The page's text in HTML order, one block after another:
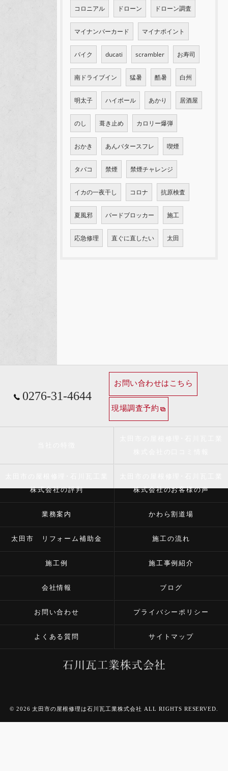
コロニアル ドローン ドローン調査
マイナンバーカード マイナポイント
バイク ducati scrambler お寿司
南ドライブイン 猛暑 酷暑 白州
明太子 ハイボール あかり 居酒屋
のし 葺き止め カロリー爆弾
おかき あんバタースフレ 喫煙
タバコ 禁煙 禁煙チャレンジ
イカの一夜干し コロナ 抗原検査
夏風邪 バードブロッカー 施工
応急修理 直ぐに直したい 太田
0276-31-4644
お問い合わせはこちら
現場調査予約
株式会社の評判
株式会社のお客様の声
業務案内 かわら割道場
太田市 リフォーム補助金 施工の流れ
施工例 施工事例紹介
会社情報 ブログ
お問い合わせ プライバシーポリシー
よくある質問 サイトマップ
© 2026 太田市の屋根修理は石川瓦工業株式会社 ALL RIGHTS RESERVED.